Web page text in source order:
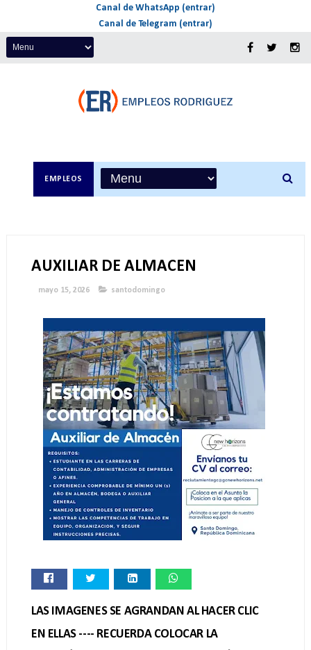
Canal de WhatsApp (entrar)
Canal de Telegram (entrar)
EMPLEOS
AUXILIAR DE ALMACEN
mayo 15, 2026 santodomingo
LAS IMAGENES SE AGRANDAN AL HACER CLIC
EN ELLAS ---- RECUERDA COLOCAR LA